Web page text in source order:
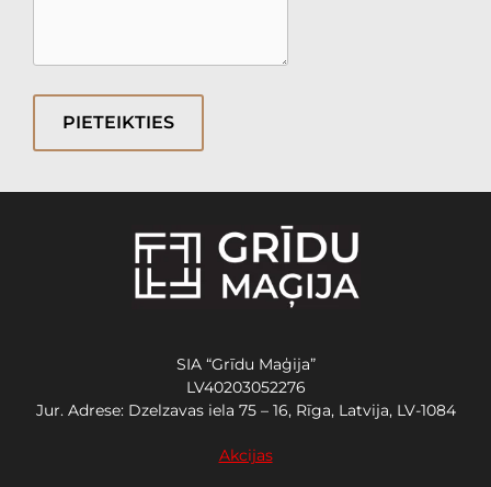
PIETEIKTIES
SIA “Grīdu Maģija”
LV40203052276
Jur. Adrese: Dzelzavas iela 75 – 16, Rīga, Latvija, LV-1084
Akcijas